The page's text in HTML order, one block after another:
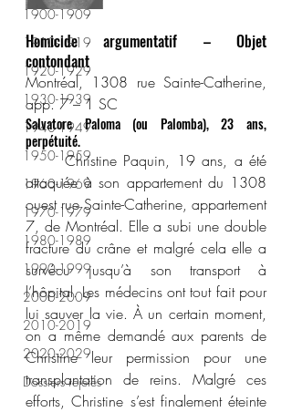
1900-1909
1910-1919
1920-1929
1930-1939
1940-1949
1950-1959
1960-1969
1970-1979
1980-1989
1990-1999
2000-2009
2010-2019
2020-2029
Dossiers rejetés
Homicide argumentatif – Objet
contondant
Montréal, 1308 rue Sainte-Catherine,
app. 7 – 1 SC
Salvatore Paloma (ou Palomba), 23 ans,
perpétuité.
	Christine Paquin, 19 ans, a été
attaquée à son appartement du 1308
ouest rue Sainte-Catherine, appartement
7, de Montréal. Elle a subi une double
fracture du crâne et malgré cela elle a
survécu jusqu’à son transport à
l’hôpital. Les médecins ont tout fait pour
lui sauver la vie. À un certain moment,
on a même demandé aux parents de
Christine leur permission pour une
transplantation de reins. Malgré ces
efforts, Christine s’est finalement éteinte